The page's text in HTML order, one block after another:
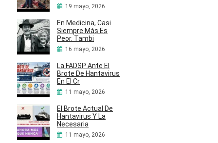
19 mayo, 2026
En Medicina, Casi
Siempre Más Es
Peor. Tambi
16 mayo, 2026
La FADSP Ante El
Brote De Hantavirus
En El Cr
11 mayo, 2026
El Brote Actual De
Hantavirus Y La
Necesaria
11 mayo, 2026